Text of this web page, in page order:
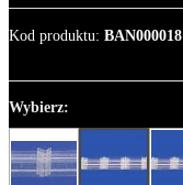
Kod produktu: BAN000018
Wybierz: